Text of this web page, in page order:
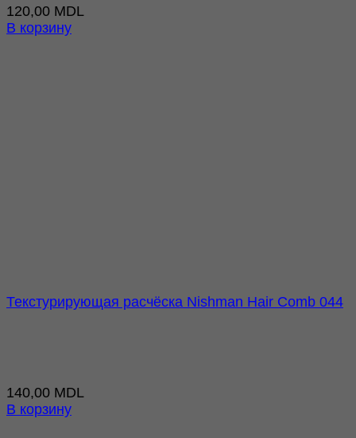
120,00 MDL
В корзину
Текстурирующая расчёска Nishman Hair Comb 044
140,00 MDL
В корзину